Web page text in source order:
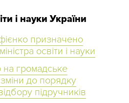
і науки України
призначено
освіти і науки
громадське
до порядку
підручників